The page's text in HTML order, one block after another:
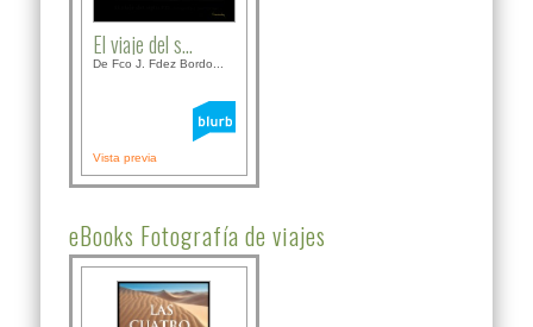
El viaje del s...
De Fco J. Fdez Bordo...
Vista previa
eBooks Fotografía de viajes